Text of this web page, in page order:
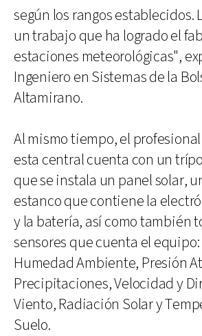
según los rangos establecidos.
un trabajo que ha logrado el
estaciones meteorológicas",
Ingeniero en Sistemas de la
Altamirano.
Al mismo tiempo, el
esta central cuenta con un
que se instala un panel solar,
estanco que contiene la
y la batería, así como también
sensores que cuenta el
Humedad Ambiente, Presión
Precipitaciones, Velocidad y
Viento, Radiación Solar y
Suelo.